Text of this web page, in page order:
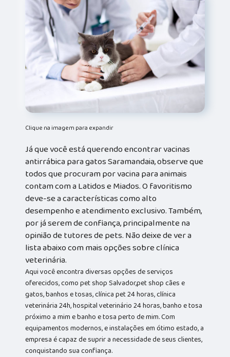
Clique na imagem para expandir
Já que você está querendo encontrar vacinas
antirrábica para gatos Saramandaia, observe que
todos que procuram por vacina para animais
contam com a Latidos e Miados. O favoritismo
deve-se a características como alto
desempenho e atendimento exclusivo. Também,
por já serem de confiança, principalmente na
opinião de tutores de pets. Não deixe de ver a
lista abaixo com mais opções sobre clínica
veterinária.
Aqui você encontra diversas opções de serviços
oferecidos, como pet shop Salvador,pet shop cães e
gatos, banhos e tosas, clínica pet 24 horas, clínica
veterinária 24h, hospital veterinário 24 horas, banho e tosa
próximo a mim e banho e tosa perto de mim. Com
equipamentos modernos, e instalações em ótimo estado, a
empresa é capaz de suprir a necessidade de seus clientes,
conquistando sua confiança.